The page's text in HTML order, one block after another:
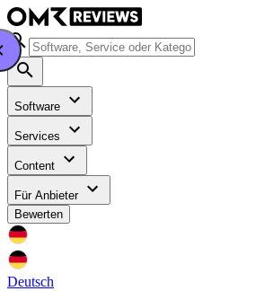
Software
Services
Content
Für Anbieter
Bewerten
Deutsch